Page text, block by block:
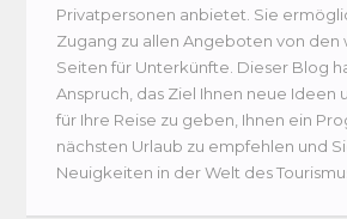
Privatpersonen anbietet. Sie
Zugang zu allen Angeboten von den
Seiten für Unterkünfte. Dieser Blog
Anspruch, das Ziel Ihnen neue Ideen
für Ihre Reise zu geben, Ihnen ein
nächsten Urlaub zu empfehlen und
Neuigkeiten in der Welt des